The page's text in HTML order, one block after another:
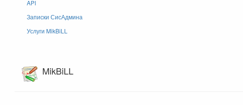
API
Записки СисАдмина
Услуги MikBiLL
MikBiLL